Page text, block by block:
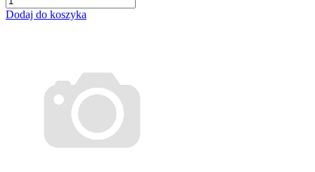
Dodaj do koszyka